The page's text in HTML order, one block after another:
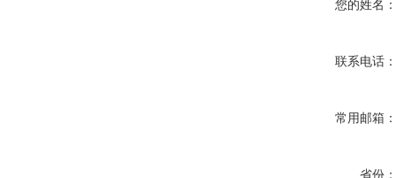
您的姓名：
联系电话：
常用邮箱：
省份：